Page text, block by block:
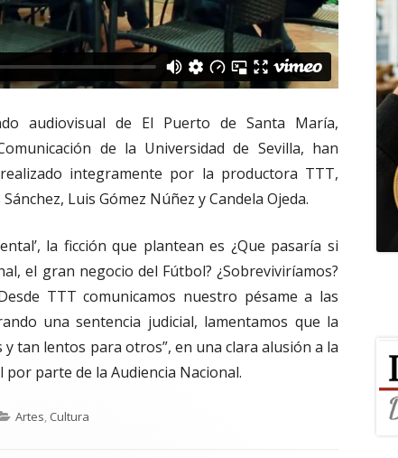
audiovisual de El Puerto de Santa María,
de la Universidad de Sevilla, han
integramente por la productora TTT,
Luis Gómez Núñez y Candela Ojeda.
la ficción que plantean es ¿Que pasaría si
el gran negocio del Fútbol? ¿Sobreviviríamos?
TTT comunicamos nuestro pésame a las
una sentencia judicial, lamentamos que la
tan lentos para otros”, en una clara alusión a la
parte de la Audiencia Nacional.
Categorías
Artes, Cultura